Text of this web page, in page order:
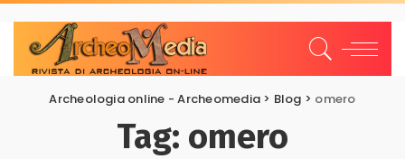
Archeologia online - Archeomedia > Blog > omero
Tag: omero